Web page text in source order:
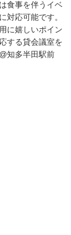
食事を伴うイベ
対応可能です。
に嬉しいポイン
する貸会議室を
知多半田駅前